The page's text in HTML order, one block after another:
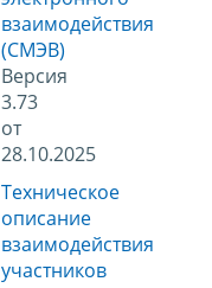
взаимодействия
(СМЭВ)
Версия
3.73
от
28.10.2025
Техническое
описание
взаимодействия
участников